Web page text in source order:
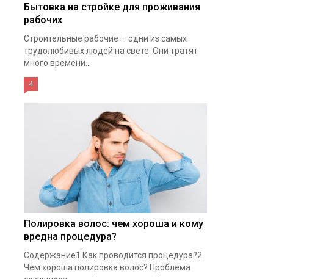
Бытовка на стройке для проживания
рабочих
Строительные рабочие — одни из самых
трудолюбивых людей на свете. Они тратят
много времени...
4
Полировка волос: чем хороша и кому
вредна процедура?
Содержание1 Как проводится процедура?2
Чем хороша полировка волос? Проблема